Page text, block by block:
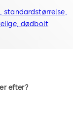
standardstørrelse,
dødbolt
efter?